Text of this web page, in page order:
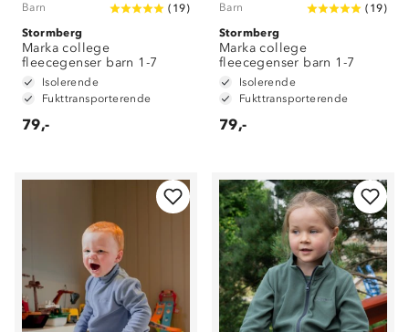
Barn ( 19)
Stormberg
Marka college
fleecegenser barn 1-7
Isolerende
Fukttransporterende
79,-
Barn ( 19)
Stormberg
Marka college
fleecegenser barn 1-7
Isolerende
Fukttransporterende
79,-